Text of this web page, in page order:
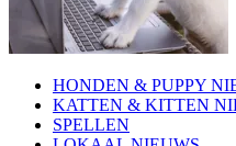
HONDEN & PUPPY
KATTEN & KITTEN
SPELLEN